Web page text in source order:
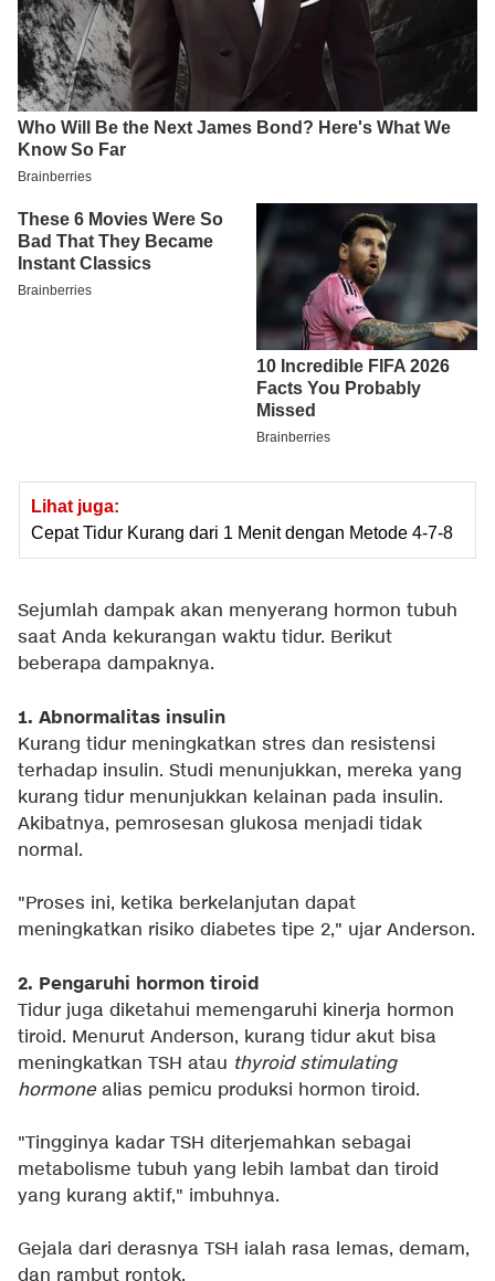
Lihat juga:
Cepat Tidur Kurang dari 1 Menit dengan Metode 4-7-8
Sejumlah dampak akan menyerang hormon tubuh
saat Anda kekurangan waktu tidur. Berikut
beberapa dampaknya.
1. Abnormalitas insulin
Kurang tidur meningkatkan stres dan resistensi
terhadap insulin. Studi menunjukkan, mereka yang
kurang tidur menunjukkan kelainan pada insulin.
Akibatnya, pemrosesan glukosa menjadi tidak
normal.
"Proses ini, ketika berkelanjutan dapat
meningkatkan risiko diabetes tipe 2," ujar Anderson.
2. Pengaruhi hormon tiroid
Tidur juga diketahui memengaruhi kinerja hormon
tiroid. Menurut Anderson, kurang tidur akut bisa
meningkatkan TSH atau thyroid stimulating
hormone alias pemicu produksi hormon tiroid.
"Tingginya kadar TSH diterjemahkan sebagai
metabolisme tubuh yang lebih lambat dan tiroid
yang kurang aktif," imbuhnya.
Gejala dari derasnya TSH ialah rasa lemas, demam,